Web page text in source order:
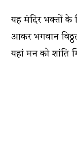
यह मंदिर भक्तों
आकर भगवान
यहां मन को शांति